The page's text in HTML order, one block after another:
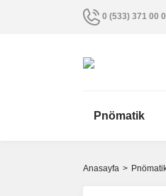
0 (533) 371 00
Pnömatik
Anasayfa